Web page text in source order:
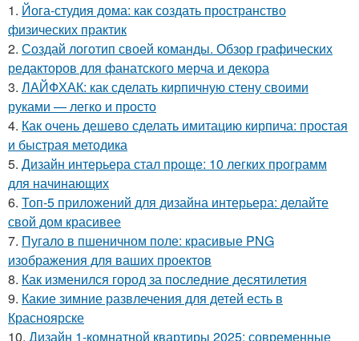
1. Йога-студия дома: как создать пространство
физических практик
2. Создай логотип своей команды. Обзор графических
редакторов для фанатского мерча и декора
3. ЛАЙФХАК: как сделать кирпичную стену своими
руками — легко и просто
4. Как очень дешево сделать имитацию кирпича: простая
и быстрая методика
5. Дизайн интерьера стал проще: 10 легких программ
для начинающих
6. Топ-5 приложений для дизайна интерьера: делайте
свой дом красивее
7. Пугало в пшеничном поле: красивые PNG
изображения для ваших проектов
8. Как изменился город за последние десятилетия
9. Какие зимние развлечения для детей есть в
Красноярске
10. Дизайн 1-комнатной квартиры 2025: современные